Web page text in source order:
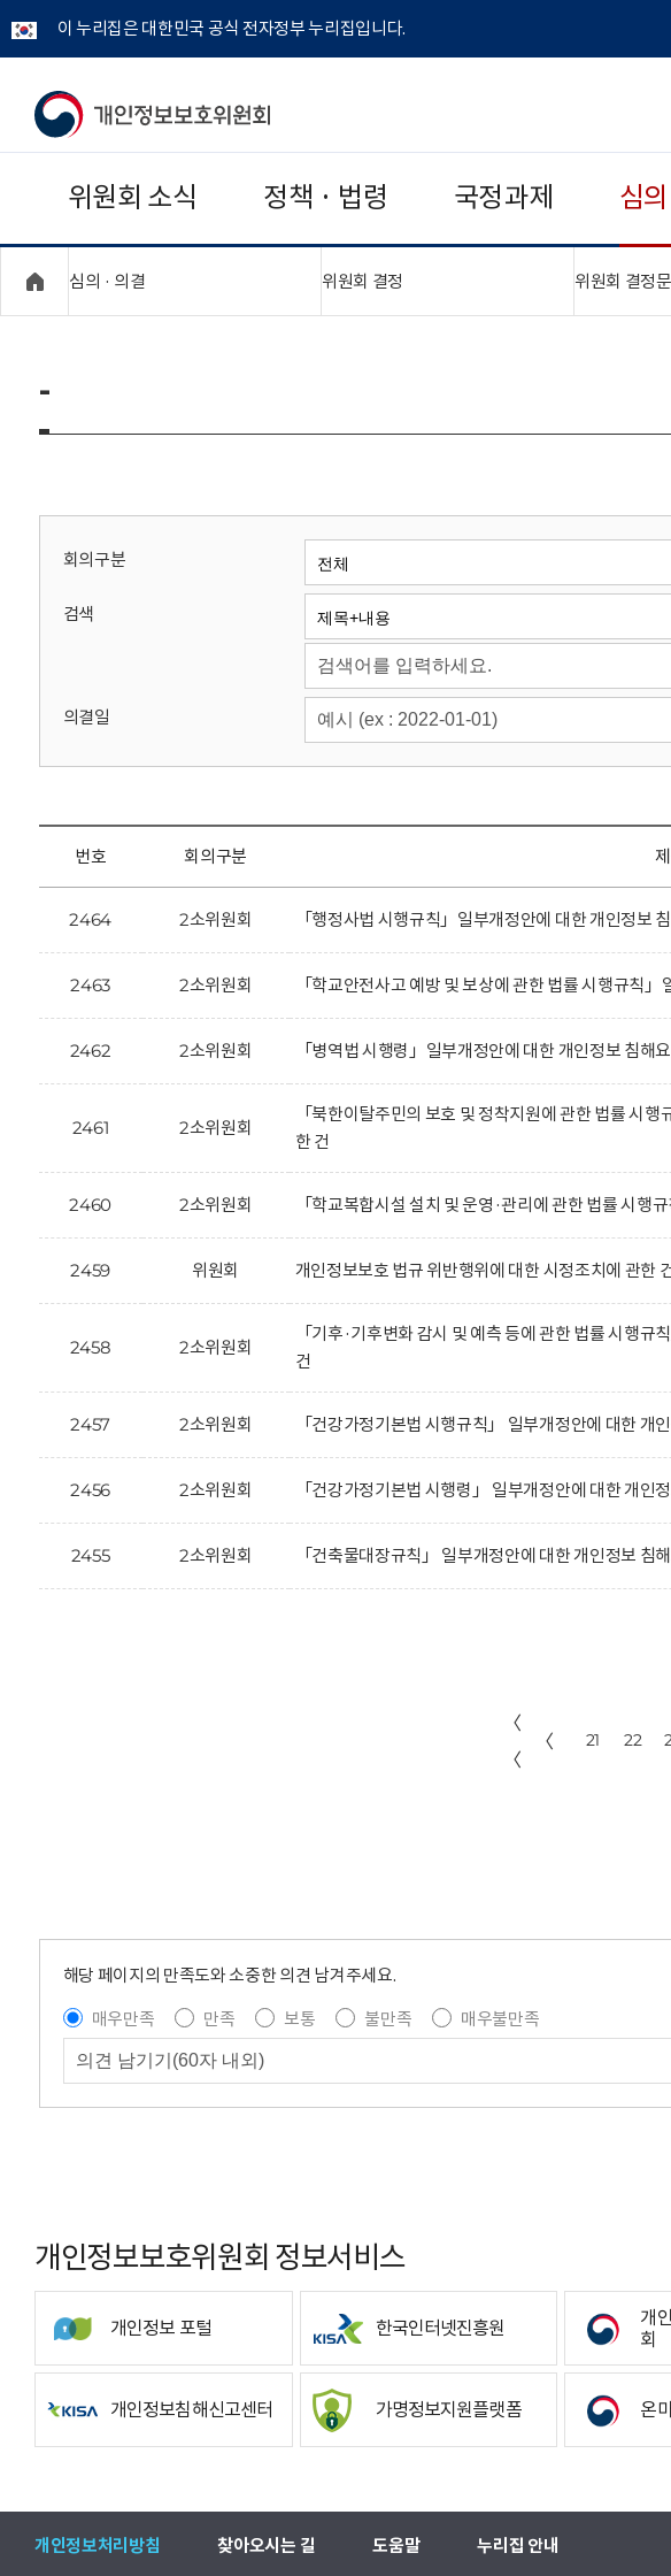
이 누리집은 대한민국 공식 전자정부 누리집입니다.
개
보
보
위
회
위원회 소식 정책 · 법령 국정과제 심
심의 · 의결 위원회 결정 위원회 결정문
-
회의구분
검색
의결일
번호 회의구분
2464 2소위원회 「행정사법 시행규칙」일부개정안에 대한 개인정보
2463 2소위원회 「학교안전사고 예방 및 보상에 관한 법률 시행규칙
2462 2소위원회 「병역법 시행령」일부개정안에 대한 개인정보 침해
2461 2소위원회
「북한이탈주민의 보호 및 정착지원에 관한 법률 시
한 건
2460 2소위원회 「학교복합시설 설치 및 운영·관리에 관한 법률 시행
2459 위원회 개인정보보호 법규 위반행위에 대한 시정조치에 관
2458 2소위원회
「기후·기후변화 감시 및 예측 등에 관한 법률 시행
건
2457 2소위원회 「건강가정기본법 시행규칙」 일부개정안에 대한 개
2456 2소위원회 「건강가정기본법 시행령」 일부개정안에 대한 개인
2455 2소위원회 「건축물대장규칙」 일부개정안에 대한 개인정보 침
〈
〈
〈 21 22
해당 페이지의 만족도와 소중한 의견 남겨주세요.
매우만족
만족 보통 불만족
매우불만족
개인정보보호위원회 정보서비스
개인정보 포털 한국인터넷진흥원
개
회
개인정보침해신고센터 가명정보지원플랫폼 온
개인정보처리방침 찾아오시는 길 도움말 누리집 안내